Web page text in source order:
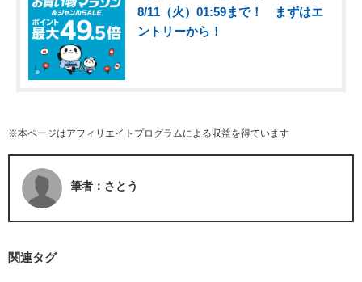
8/11（火）01:59まで！ まずはエ
ントリーから！
※本ページはアフィリエイトプログラムによる収益を得ています
筆者：さとう
関連タグ